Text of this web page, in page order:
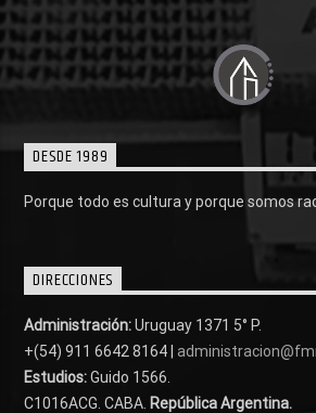
DESDE 1989
Porque todo es cultura y porque somos
DIRECCIONES
Administración:Uruguay 1371 5° P.
+(54) 911 6642 8164 |
Estudios:Guido 1566.
C1016ACG . CABA. República Argentina.